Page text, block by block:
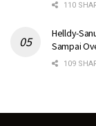
110
Helldy-
Sampai
109